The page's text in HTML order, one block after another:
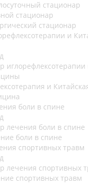
стационар
стационар
стационар
и
иглорефлексотерапии
и
боли в спине
лечения боли в спине
боли в спине
спортивных травм
лечения спортивных
спортивных травм